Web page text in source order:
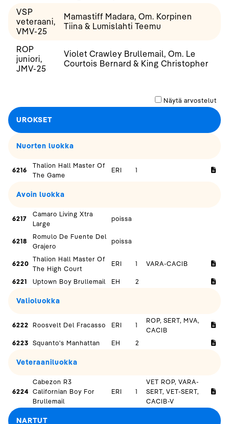
VSP
veteraani,
VMV-25
Mamastiff Madara, Om. Korpinen
Tiina & Lumislahti Teemu
ROP
juniori,
JMV-25
Violet Crawley Brullemail, Om. Le
Courtois Bernard & King Christopher
Näytä arvostelut
UROKSET
Nuorten luokka
6216
Thalion Hall Master Of
The Game
ERI 1
Avoin luokka
6217
Camaro Living Xtra
Large
poissa
6218
Romulo De Fuente Del
Grajero
poissa
6220
Thalion Hall Master Of
The High Court
ERI 1 VARA-CACIB
6221 Uptown Boy Brullemail EH 2
Valioluokka
6222 Roosvelt Del Fracasso ERI 1
ROP, SERT, MVA,
CACIB
6223 Squanto's Manhattan EH 2
Veteraaniluokka
6224
Cabezon R3
Californian Boy For
Brullemail
ERI 1
VET ROP, VARA-
SERT, VET-SERT,
CACIB-V
NARTUT